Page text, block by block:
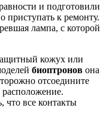
и подготовили
приступать к ремонту.
лампа, с которой
кожух или
биоптронов она
отсоедините
что все контакты